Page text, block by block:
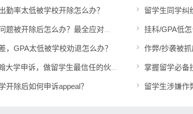
勤率太低被学校开除怎么办？
因为各种问题被开除后怎么办？最全应对策略 挂科/GPA低
，GPA太低被学校劝退怎么办？ 作弊/抄袭被
UoB伯明翰大学申诉，做留学生最信任的伙伴！
开除后如何申诉appeal？